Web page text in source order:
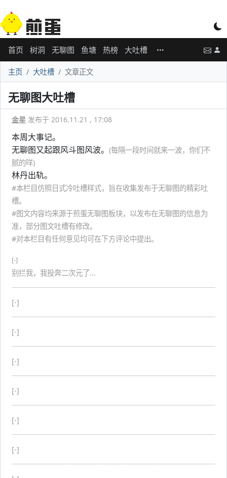
首页 树洞 无聊图 鱼塘 热榜 大吐槽
主页 大吐槽 文章正文
无聊图大吐槽
金星 发布于 2016.11.21 , 17:08
本周大事记。
无聊图又起跟风斗图风波。 (每隔一段时间就来一波，你们不
腻的咩)
林丹出轨。
#本栏目仿照日式冷吐槽样式，旨在收集发布于无聊图的精彩吐
槽。
#图文内容均来源于煎蛋无聊图板块，以发布在无聊图的信息为
准，部分图文吐槽有修改。
#对本栏目有任何意见均可在下方评论中提出。
[-]
别拦我，我投奔二次元了...
[-]
[-]
[-]
[-]
[-]
[-]